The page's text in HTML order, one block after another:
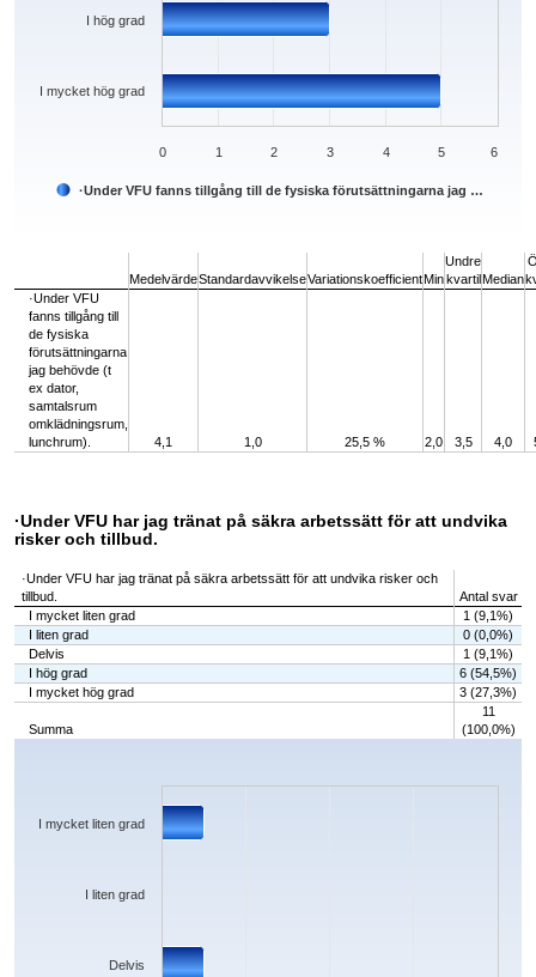
·Under VFU fanns tillgång till de fysiska förutsättningarna jag …
I mycket hög grad
I hög grad
0 1 2 3 4 5 6
MedelvärdeStandardavvikelseVariationskoefficientMin
Undre
kvartilMedian
·Under VFU
fanns tillgång till
de fysiska
förutsättningarna
jag behövde (t
ex dator,
samtalsrum
omklädningsrum,
lunchrum).
4,1 1,0 25,5 % 2,0 3,5 4,0
·Under VFU har jag tränat på säkra arbetssätt för att undvika
risker och tillbud.
·Under VFU har jag tränat på säkra arbetssätt för att undvika risker och
tillbud.
Antal svar
I mycket liten grad
1 (9,1%)
I liten grad
0 (0,0%)
Delvis
1 (9,1%)
I hög grad
6 (54,5%)
I mycket hög grad
3 (27,3%)
Summa
11
(100,0%)
Chart
The chart has 1 X axis displaying categories.
The chart has 1 Y axis displaying values. Data ranges from 0 to 6.
Delvis
I liten grad
I mycket liten grad